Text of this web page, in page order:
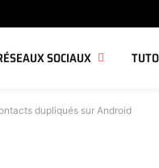
SOCIAUX
dupliqués sur Android